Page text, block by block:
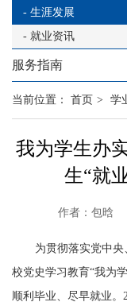
- 生涯发展
- 就业资讯
服务指南
当前位置： 首页 > 学
我为学生办
生“就
作者：包晗
为贯彻落实党中央
校党史学习教育“我为
顺利毕业、尽早就业。